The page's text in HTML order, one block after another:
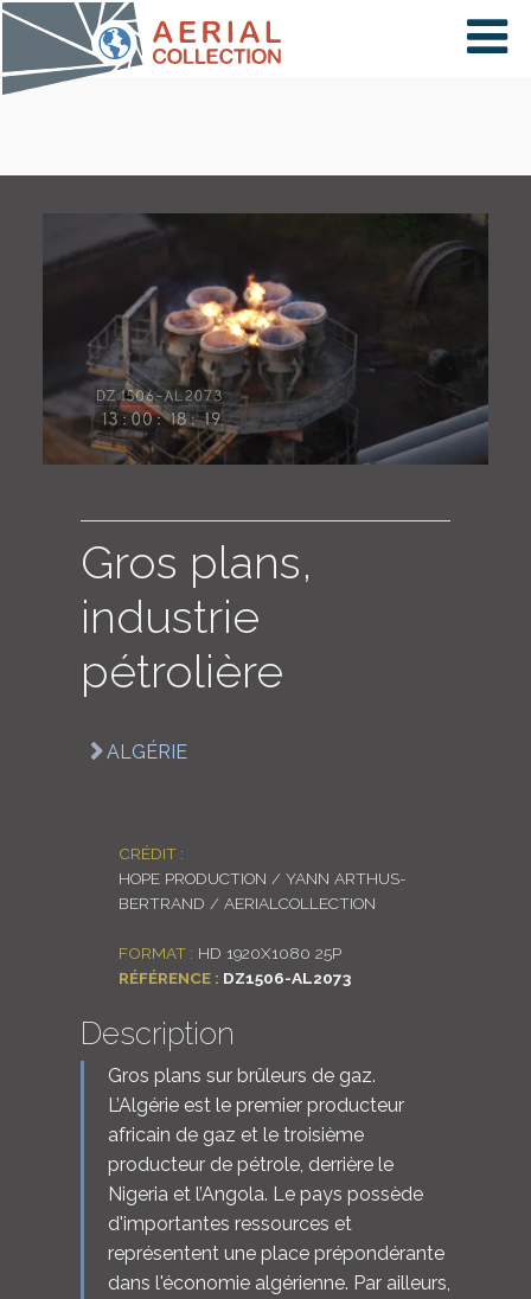
×
PAYS
CARTE
COLLECTIONS
Gros plans,
industrie
pétrolière
ALGÉRIE
CRÉDIT :
HOPE PRODUCTION / YANN ARTHUS-
BERTRAND / AERIALCOLLECTION
FORMAT : HD 1920X1080 25P
RÉFÉRENCE : DZ1506-AL2073
Description
Gros plans sur brûleurs de gaz.
L’Algérie est le premier producteur
africain de gaz et le troisième
producteur de pétrole, derrière le
Nigeria et l’Angola. Le pays possède
d'importantes ressources et
représentent une place prépondérante
dans l'économie algérienne. Par ailleurs,